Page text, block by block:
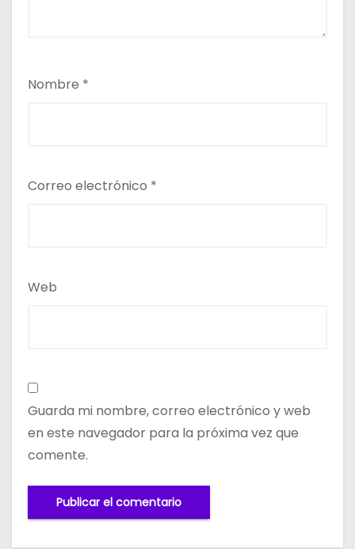
Nombre *
Correo electrónico *
Web
Guarda mi nombre, correo electrónico y web
en este navegador para la próxima vez que
comente.